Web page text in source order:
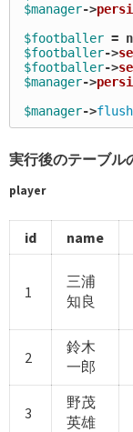
$manager->
$footballer =
$footballer->
$footballer->
$manager->
$manager->flush
実行後のテーブル
player
id name
1
三浦
知良
2
鈴木
一郎
3
野茂
英雄